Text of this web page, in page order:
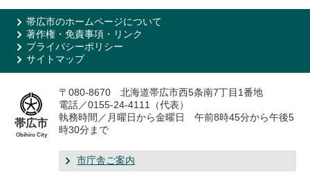
帯広市のホームページについて
著作権・免責事項・リンク
プライバシーポリシー
サイトマップ
帯広市
Obihiro City
〒080-8670 北海道帯広市西5条南7丁目1番地
電話／0155-24-4111（代表）
執務時間／月曜日から金曜日 午前8時45分から午後5
時30分まで
市庁舎ご案内